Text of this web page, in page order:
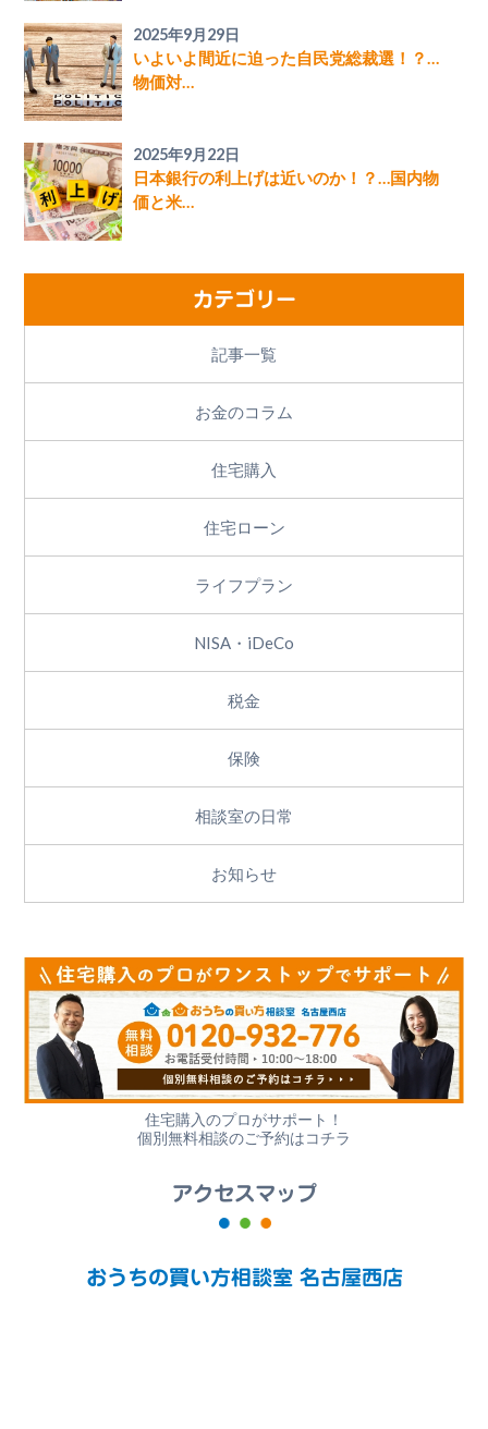
2025年9月29日
いよいよ間近に迫った自民党総裁選！？…
物価対…
2025年9月22日
日本銀行の利上げは近いのか！？…国内物
価と米…
カテゴリー
記事一覧
お金のコラム
住宅購入
住宅ローン
ライフプラン
NISA・iDeCo
税金
保険
相談室の日常
お知らせ
住宅購入のプロがサポート！
個別無料相談のご予約はコチラ
アクセスマップ
おうちの買い方相談室 名古屋西店